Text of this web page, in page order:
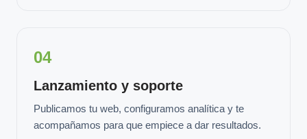
04
Lanzamiento y soporte
Publicamos tu web, configuramos analítica y te
acompañamos para que empiece a dar resultados.